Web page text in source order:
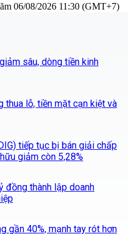
06/08/2026 11:30 (GMT+7)
sâu, dòng tiền kinh
thua lỗ, tiền mặt cạn kiệt và
tiếp tục bị bán giải chấp
giảm còn 5,28%
đồng thành lập doanh
gần 40%, mạnh tay rót hơn